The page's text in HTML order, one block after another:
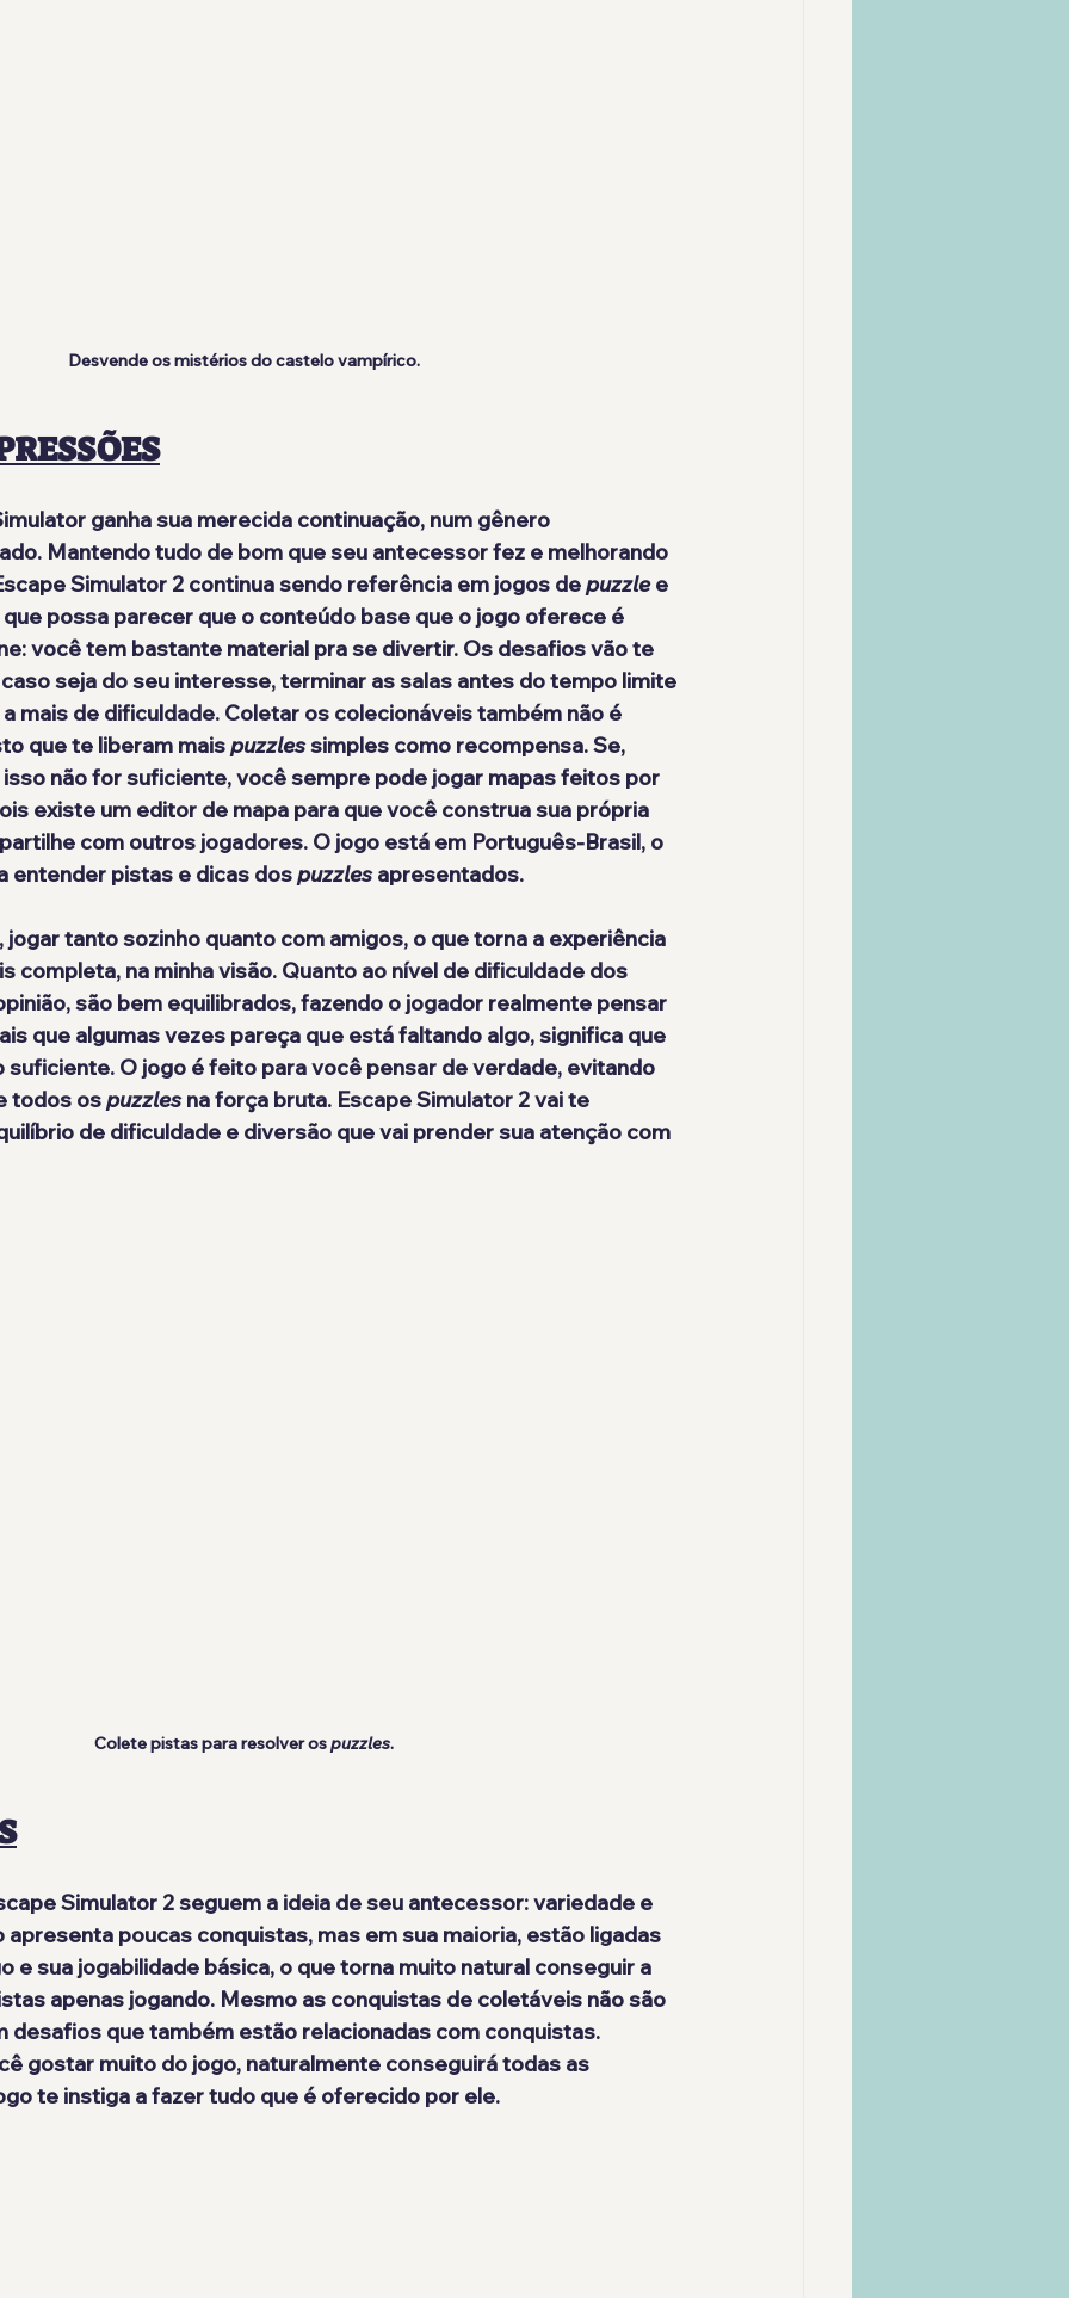
Desvende os mistérios do castelo vampírico.
ganha sua merecida continuação, num gênero
Mantendo tudo de bom que seu antecessor fez e melhorando
Simulator 2 continua sendo referência em jogos de puzzle e
que possa parecer que o conteúdo base que o jogo oferece é
você tem bastante material pra se divertir. Os desafios vão te
seja do seu interesse, terminar as salas antes do tempo limite
mais de dificuldade. Coletar os colecionáveis também não é
que te liberam mais puzzles simples como recompensa. Se,
não for suficiente, você sempre pode jogar mapas feitos por
existe um editor de mapa para que você construa sua própria
com outros jogadores. O jogo está em Português-Brasil, o
entender pistas e dicas dos puzzles apresentados.
jogar tanto sozinho quanto com amigos, o que torna a experiência
completa, na minha visão. Quanto ao nível de dificuldade dos
são bem equilibrados, fazendo o jogador realmente pensar
que algumas vezes pareça que está faltando algo, significa que
suficiente. O jogo é feito para você pensar de verdade, evitando
todos os puzzles na força bruta. Escape Simulator 2 vai te
de dificuldade e diversão que vai prender sua atenção com
Colete pistas para resolver os puzzles.
Simulator 2 seguem a ideia de seu antecessor: variedade e
apresenta poucas conquistas, mas em sua maioria, estão ligadas
e sua jogabilidade básica, o que torna muito natural conseguir a
apenas jogando. Mesmo as conquistas de coletáveis não são
desafios que também estão relacionadas com conquistas.
gostar muito do jogo, naturalmente conseguirá todas as
te instiga a fazer tudo que é oferecido por ele.